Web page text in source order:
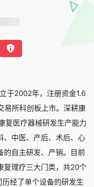
于2002年，注册资金1.6
易所科创板上市。深耕康
复医疗器械研发生产能力
、中医、产后、术后、心
的自主研发、产销。目前
复理疗三大门类，共20个
经了单个设备的研发生